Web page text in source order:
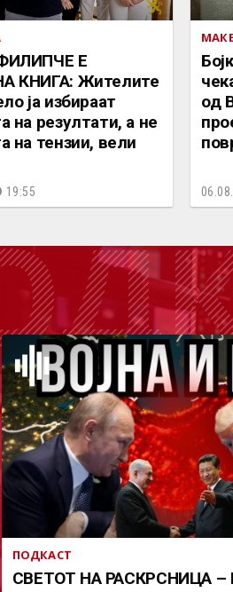
Е
КНИГА: Жителите
ја избираат
на резултати, а не
на тензии, вели
19:55
од
ПОДКАСТ
СВЕТОТ НА РАСКРСНИЦА –